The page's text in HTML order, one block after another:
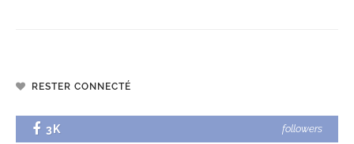
RESTER CONNECTÉ
3K followers